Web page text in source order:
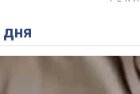
дня